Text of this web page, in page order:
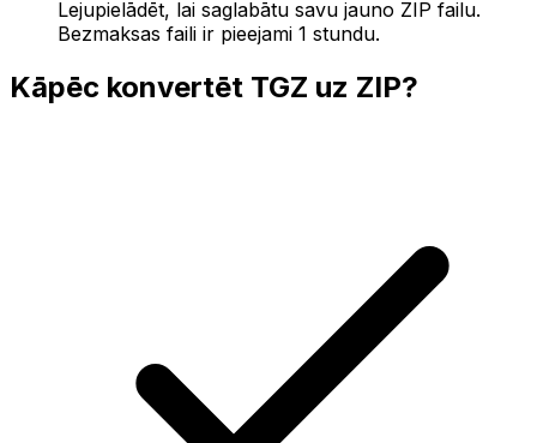
Lejupielādēt, lai saglabātu savu jauno ZIP failu.
Bezmaksas faili ir pieejami 1 stundu.
Kāpēc konvertēt TGZ uz ZIP?